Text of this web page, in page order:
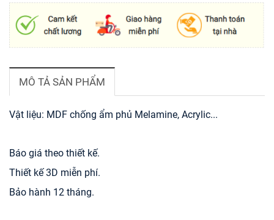
MÔ TẢ SẢN PHẨM
Vật liệu: MDF chống ẩm phủ Melamine, Acrylic...
Báo giá theo thiết kế.
Thiết kế 3D miễn phí.
Bảo hành 12 tháng.